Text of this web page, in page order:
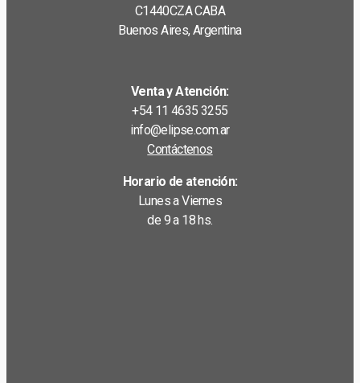
C1440CZA CABA
Buenos Aires, Argentina
Venta y Atención:
+54 11 4635 3255
info@elipse.com.ar
Contáctenos
Horario de atención:
Lunes a Viernes
de 9 a 18 hs.